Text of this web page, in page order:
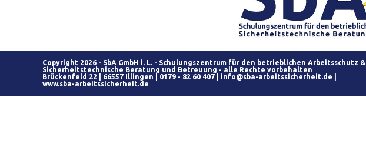
Copyright 2026 - SbA GmbH i. L. - Schulungszentrum für den betrieblichen Arbeitsschutz &
Sicherheitstechnische Beratung und Betreuung - alle Rechte vorbehalten
Brückenfeld 22 | 66557 Illingen | 0179 - 82 60 407 | info@sba-arbeitssicherheit.de
www.sba-arbeitssicherheit.de